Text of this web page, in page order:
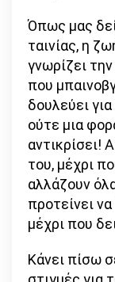
Όπως μας
ταινίας, η
γνωρίζει
που
δουλεύει
ούτε μια
αντικρίσει!
του, μέχρι
αλλάζουν
προτείνει
μέχρι που
Κάνει πίσω